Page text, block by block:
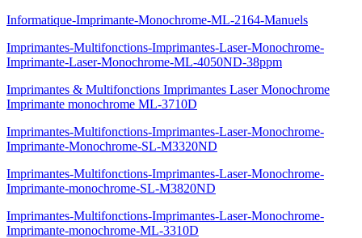
Informatique-Imprimante-Monochrome-ML-2164-Manuels
Imprimantes-Multifonctions-Imprimantes-Laser-Monochrome-
Imprimante-Laser-Monochrome-ML-4050ND-38ppm
Imprimantes & Multifonctions Imprimantes Laser Monochrome
Imprimante monochrome ML-3710D
Imprimantes-Multifonctions-Imprimantes-Laser-Monochrome-
Imprimante-Monochrome-SL-M3320ND
Imprimantes-Multifonctions-Imprimantes-Laser-Monochrome-
Imprimante-monochrome-SL-M3820ND
Imprimantes-Multifonctions-Imprimantes-Laser-Monochrome-
Imprimante-monochrome-ML-3310D